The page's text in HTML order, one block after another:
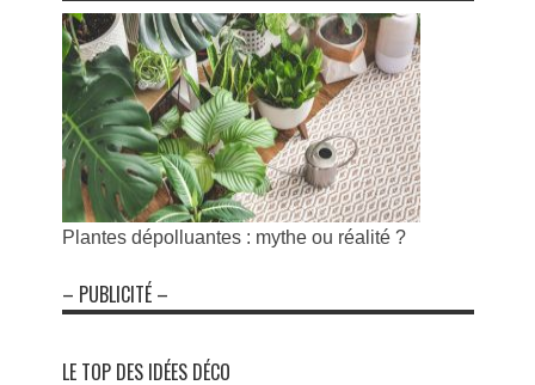
Plantes dépolluantes : mythe ou réalité ?
– PUBLICITÉ –
LE TOP DES IDÉES DÉCO